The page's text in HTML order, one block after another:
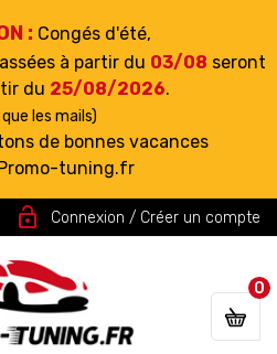
: Congés d'été,
à partir du 03/08 seront
du 25/08/2026.
les mails)
de bonnes vacances
tuning.fr
lock_open Connexion / Créer un compte
0